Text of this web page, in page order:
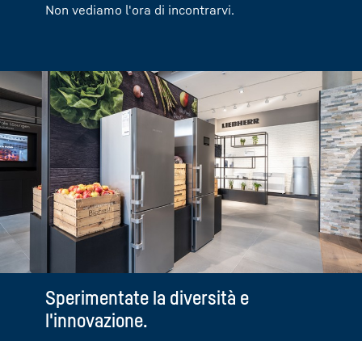
Non vediamo l'ora di incontrarvi.
Sperimentate la diversità e
l'innovazione.
Display delle apparecchiature:
La nostra offerta di apparecchiature, che
Display delle apparecchiature per
uso professionale: